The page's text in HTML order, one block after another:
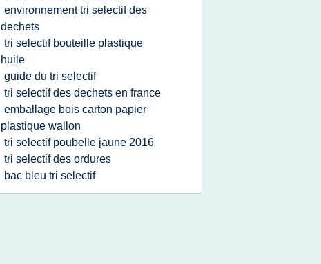
environnement tri selectif des
dechets
tri selectif bouteille plastique
huile
guide du tri selectif
tri selectif des dechets en france
emballage bois carton papier
plastique wallon
tri selectif poubelle jaune 2016
tri selectif des ordures
bac bleu tri selectif